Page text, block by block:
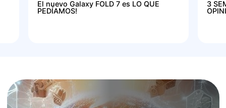
El nuevo Galaxy FOLD 7 es LO QUE
PEDÍAMOS!
3